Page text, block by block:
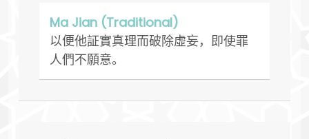
Ma Jian (Traditional)
以便他証實真理而破除虛妄，即使罪
人們不願意。